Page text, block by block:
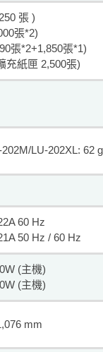
張 )
張*2)
張*2+1,850張*1)
充紙匣 2,500張)
LU-202XL: 62
60 Hz
50 Hz / 60 Hz
(主機)
(主機)
mm